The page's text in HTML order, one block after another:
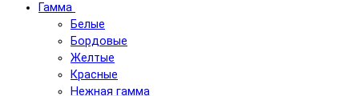
Гамма
Белые
Бордовые
Желтые
Красные
Нежная гамма